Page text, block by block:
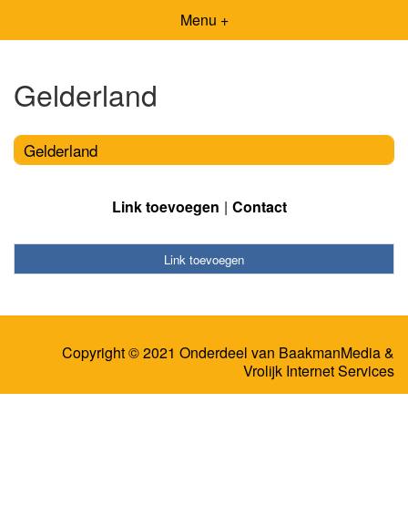
Menu +
Gelderland
Gelderland
Link toevoegen Contact
Link toevoegen
Copyright © 2021 Onderdeel van BaakmanMedia&
Vrolijk Internet Services